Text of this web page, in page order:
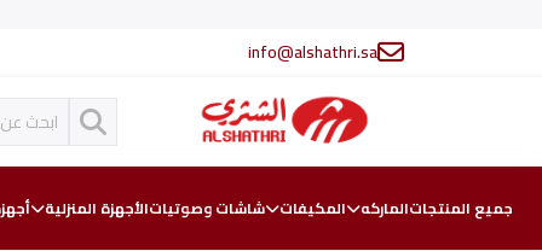
info@alshathri.sa
جميع المنتجاتالماركه المكيفات شاشات وصوتياتالأجهزة المنزلية